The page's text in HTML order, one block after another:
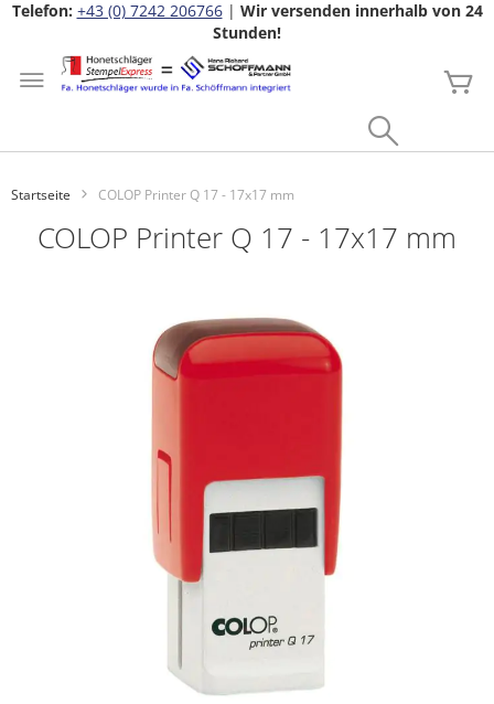
Telefon: +43 (0) 7242 206766| Wir versenden innerhalb von 24
Stunden!
Zum
Inhalt
springen
Startseite COLOP Printer Q 17 - 17x17 mm
COLOP Printer Q 17 - 17x17 mm